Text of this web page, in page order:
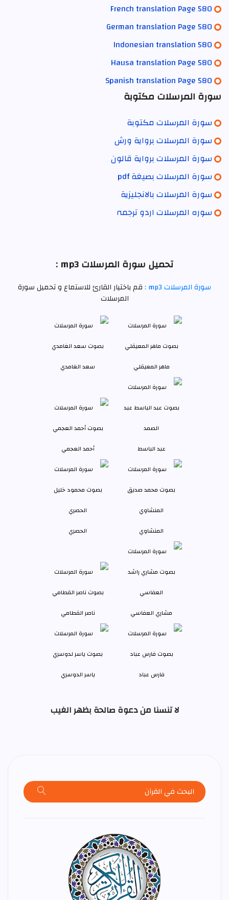
French translation Page 580
German translation Page 580
Indonesian translation 580
Hausa translation Page 580
Spanish translation Page 580
سورة المرسلات مكتوبة
سورة المرسلات مكتوبة
سورة المرسلات برواية ورش
سورة المرسلات برواية قالون
سورة المرسلات بصيغة pdf
سورة المرسلات بالانجليزية
سورہ المرسلات اردو ترجمہ
تحميل سورة المرسلات mp3 :
سورة المرسلات mp3 :
قم باختيار القارئ للاستماع و تحميل سورة
المرسلات
ماهر المعيقلي سعد الغامدي
عبد الباسط أحمد العجمي
المنشاوي الحصري
مشاري العفاسي ناصر القطامي
فارس عباد ياسر الدوسري
لا تنسنا من دعوة صالحة بظهر الغيب